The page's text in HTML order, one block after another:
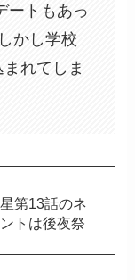
ートもあっ
かし学校
れてしま
第13話のネ
トは後夜祭